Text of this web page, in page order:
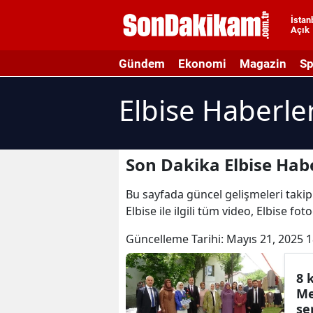
Açık
Gündem Ekonomi Magazin
Elbise
Son Dakika Elbise
Bu sayfada güncel gelişmeleri
Elbise ile ilgili tüm video, Elbise
Güncelleme Tarihi: Mayıs 21, 2025
8